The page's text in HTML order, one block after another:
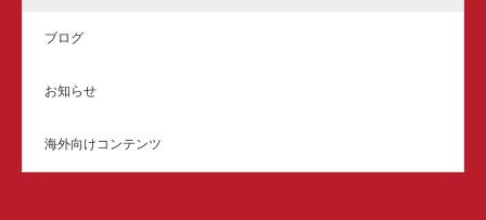
ブログ
お知らせ
海外向けコンテンツ